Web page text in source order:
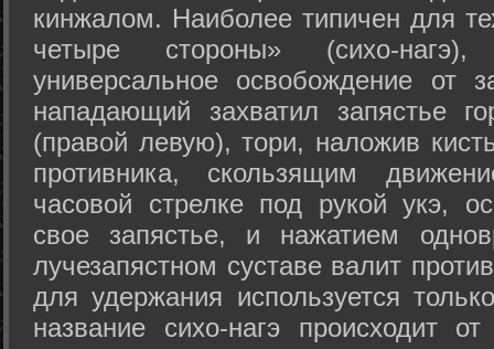
кинжалом. Наиболее типичен для
четыре стороны» (сихо-
универсальное освобождение от
нападающий захватил запястье
(правой левую), тори, наложив
противника, скользящим
часовой стрелке под рукой укэ,
свое запястье, и нажатием
лучезапястном суставе валит
для удержания используется
название сихо-нагэ происходит